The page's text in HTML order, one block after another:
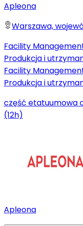
Apleona
Warszawa,
Facility
Produkcja i
Facility
Produkcja i
część etatuumowa
(12h)
Apleona